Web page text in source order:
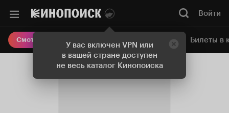
У вас включен VPN или
в вашей стране доступен
не весь каталог Кинопоиска
Войти
Смотреть кино Онлайн-кинотеатр Билеты в